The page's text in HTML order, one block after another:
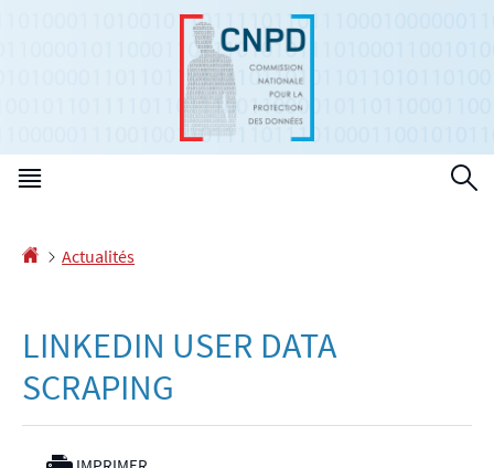
Accueil
Actualités
LINKEDIN USER DATA
SCRAPING